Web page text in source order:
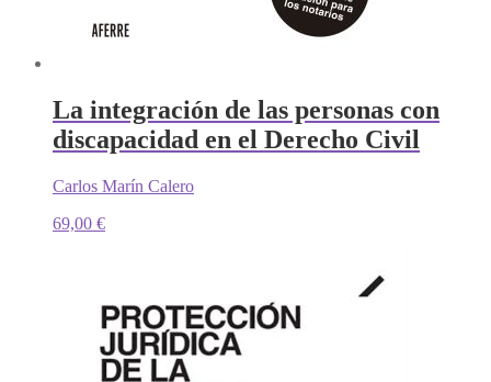
La integración de las personas con
discapacidad en el Derecho Civil
Carlos Marín Calero
69,00 €